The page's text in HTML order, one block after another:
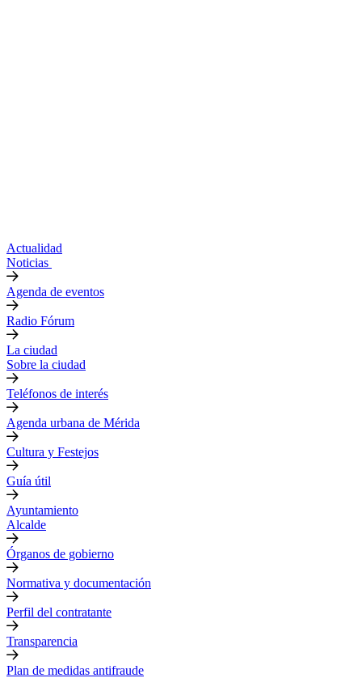
Actualidad
Noticias
Agenda de eventos
Radio Fórum
La ciudad
Sobre la ciudad
Teléfonos de interés
Agenda urbana de Mérida
Cultura y Festejos
Guía útil
Ayuntamiento
Alcalde
Órganos de gobierno
Normativa y documentación
Perfil del contratante
Transparencia
Plan de medidas antifraude